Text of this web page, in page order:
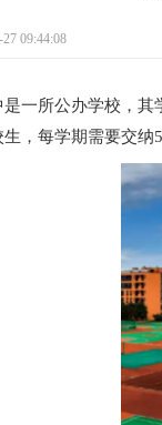
09:44:08
一所公办学校，
，每学期需要交纳